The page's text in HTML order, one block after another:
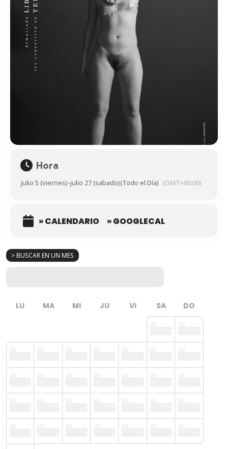
> BUSCAR EN UN MES
LU MA MI JU VI SA DO
Hora
julio 5 (viernes)-julio 27 (sabado)(Todo el Día) (GMT+00:00)
» CALENDARIO » GOOGLECAL